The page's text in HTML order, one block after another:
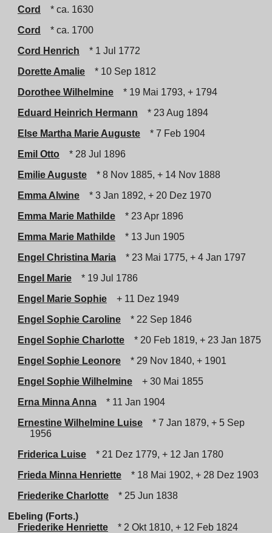
Cord
* ca. 1630
Cord
* ca. 1700
Cord Henrich
* 1 Jul 1772
Dorette Amalie
* 10 Sep 1812
Dorothee Wilhelmine
* 19 Mai 1793, + 1794
Eduard Heinrich Hermann
* 23 Aug 1894
Else Martha Marie Auguste
* 7 Feb 1904
Emil Otto
* 28 Jul 1896
Emilie Auguste
* 8 Nov 1885, + 14 Nov 1888
Emma Alwine
* 3 Jan 1892, + 20 Dez 1970
Emma Marie Mathilde
* 23 Apr 1896
Emma Marie Mathilde
* 13 Jun 1905
Engel Christina Maria
* 23 Mai 1775, + 4 Jan 1797
Engel Marie
* 19 Jul 1786
Engel Marie Sophie
+ 11 Dez 1949
Engel Sophie Caroline
* 22 Sep 1846
Engel Sophie Charlotte
* 20 Feb 1819, + 23 Jan 1875
Engel Sophie Leonore
* 29 Nov 1840, + 1901
Engel Sophie Wilhelmine
+ 30 Mai 1855
Erna Minna Anna
* 11 Jan 1904
Ernestine Wilhelmine Luise
* 7 Jan 1879, + 5 Sep
1956
Friderica Luise
* 21 Dez 1779, + 12 Jan 1780
Frieda Minna Henriette
* 18 Mai 1902, + 28 Dez 1903
Friederike Charlotte
* 25 Jun 1838
Ebeling (Forts.)
Friederike Henriette
* 2 Okt 1810, + 12 Feb 1824